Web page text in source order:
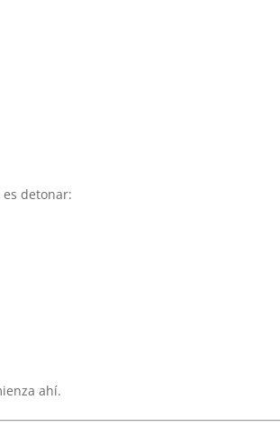
es detonar:
ahí.